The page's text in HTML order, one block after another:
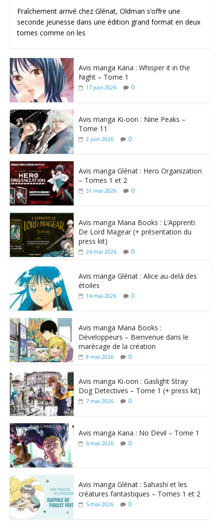
Fraîchement arrivé chez Glénat, Oldman s’offre une
seconde jeunesse dans une édition grand format en deux
tomes comme on les
Avis manga Kana : Whisper it in the
Night – Tome 1
17 juin 2026 0
Avis manga Ki-oon : Nine Peaks –
Tome 11
2 juin 2026 0
Avis manga Glénat : Hero Organization
– Tomes 1 et 2
31 mai 2026 0
Avis manga Mana Books : L’Apprenti
De Lord Magear (+ présentation du
press kit)
24 mai 2026 0
Avis manga Glénat : Alice au-delà des
étoiles
14 mai 2026 0
Avis manga Mana Books :
Développeurs – Bienvenue dans le
marécage de la création
8 mai 2026 0
Avis manga Ki-oon : Gaslight Stray
Dog Detectives – Tome 1 (+ press kit)
7 mai 2026 0
Avis manga Kana : No Devil – Tome 1
6 mai 2026 0
Avis manga Glénat : Sahashi et les
créatures fantastiques – Tomes 1 et 2
5 mai 2026 0